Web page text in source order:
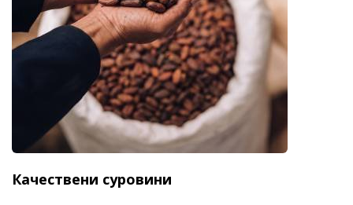
Качествени суровини